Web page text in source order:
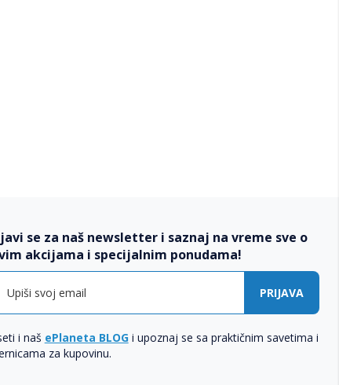
se za naš newsletter i saznaj na vreme sve o
akcijama i specijalnim ponudama!
PRIJAVA
i naš ePlaneta BLOGi upoznaj se sa praktičnim savetima i
za kupovinu.